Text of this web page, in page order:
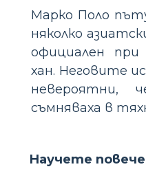
Марко Поло
няколко
официален при
хан. Неговите
невероятни,
съмняваха в
Научете